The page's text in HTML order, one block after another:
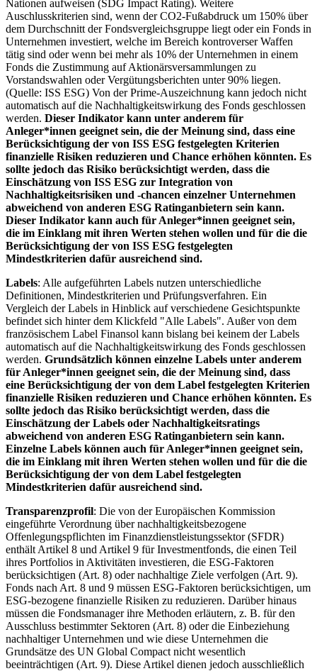
Nationen aufweisen (SDG Impact Rating). Weitere
Auschlusskriterien sind, wenn der CO2-Fußabdruck um 150% über
dem Durchschnitt der Fondsvergleichsgruppe liegt oder ein Fonds in
Unternehmen investiert, welche im Bereich kontroverser Waffen
tätig sind oder wenn bei mehr als 10% der Unternehmen in einem
Fonds die Zustimmung auf Aktionärsversammlungen zu
Vorstandswahlen oder Vergütungsberichten unter 90% liegen.
(Quelle: ISS ESG) Von der Prime-Auszeichnung kann jedoch nicht
automatisch auf die Nachhaltigkeitswirkung des Fonds geschlossen
werden. Dieser Indikator kann unter anderem für
Anleger*innen geeignet sein, die der Meinung sind, dass eine
Berücksichtigung der von ISS ESG festgelegten Kriterien
finanzielle Risiken reduzieren und Chance erhöhen könnten. Es
sollte jedoch das Risiko berücksichtigt werden, dass die
Einschätzung von ISS ESG zur Integration von
Nachhaltigkeitsrisiken und -chancen einzelner Unternehmen
abweichend von anderen ESG Ratinganbietern sein kann.
Dieser Indikator kann auch für Anleger*innen geeignet sein,
die im Einklang mit ihren Werten stehen wollen und für die die
Berücksichtigung der von ISS ESG festgelegten
Mindestkriterien dafür ausreichend sind.
Labels: Alle aufgeführten Labels nutzen unterschiedliche
Definitionen, Mindestkriterien und Prüfungsverfahren. Ein
Vergleich der Labels in Hinblick auf verschiedene Gesichtspunkte
befindet sich hinter dem Klickfeld "Alle Labels". Außer von dem
französischem Label Finansol kann bislang bei keinem der Labels
automatisch auf die Nachhaltigkeitswirkung des Fonds geschlossen
werden. Grundsätzlich können einzelne Labels unter anderem
für Anleger*innen geeignet sein, die der Meinung sind, dass
eine Berücksichtigung der von dem Label festgelegten Kriterien
finanzielle Risiken reduzieren und Chance erhöhen könnten. Es
sollte jedoch das Risiko berücksichtigt werden, dass die
Einschätzung der Labels oder Nachhaltigkeitsratings
abweichend von anderen ESG Ratinganbietern sein kann.
Einzelne Labels können auch für Anleger*innen geeignet sein,
die im Einklang mit ihren Werten stehen wollen und für die die
Berücksichtigung der von dem Label festgelegten
Mindestkriterien dafür ausreichend sind.
Transparenzprofil: Die von der Europäischen Kommission
eingeführte Verordnung über nachhaltigkeitsbezogene
Offenlegungspflichten im Finanzdienstleistungssektor (SFDR)
enthält Artikel 8 und Artikel 9 für Investmentfonds, die einen Teil
ihres Portfolios in Aktivitäten investieren, die ESG-Faktoren
berücksichtigen (Art. 8) oder nachhaltige Ziele verfolgen (Art. 9).
Fonds nach Art. 8 und 9 müssen ESG-Faktoren berücksichtigen, um
ESG-bezogene finanzielle Risiken zu reduzieren. Darüber hinaus
müssen die Fondsmanager ihre Methoden erläutern, z. B. für den
Ausschluss bestimmter Sektoren (Art. 8) oder die Einbeziehung
nachhaltiger Unternehmen und wie diese Unternehmen die
Grundsätze des UN Global Compact nicht wesentlich
beeinträchtigen (Art. 9). Diese Artikel dienen jedoch ausschließlich